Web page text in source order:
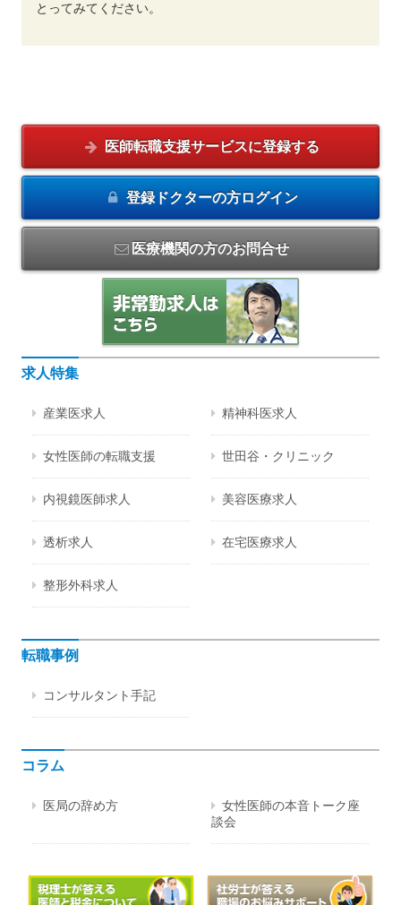
とってみてください。
医師転職支援サービスに登録する
登録ドクターの方ログイン
医療機関の方のお問合せ
求人特集
産業医求人 精神科医求人
女性医師の転職支援 世田谷・クリニック
内視鏡医師求人 美容医療求人
透析求人 在宅医療求人
整形外科求人
転職事例
コンサルタント手記
コラム
医局の辞め方
女性医師の本音トーク座
談会